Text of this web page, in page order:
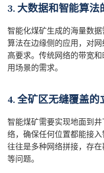
3. 大数据和智能算法
智能化煤矿生成的海量数
算法在边缘侧的应用，对
高要求。传统网络的带宽
用场景的需求。
4. 全矿区无缝覆盖的
智能煤矿需要实现地面到
络，确保任何位置都能接
往往是多种网络拼接，存
等问题。